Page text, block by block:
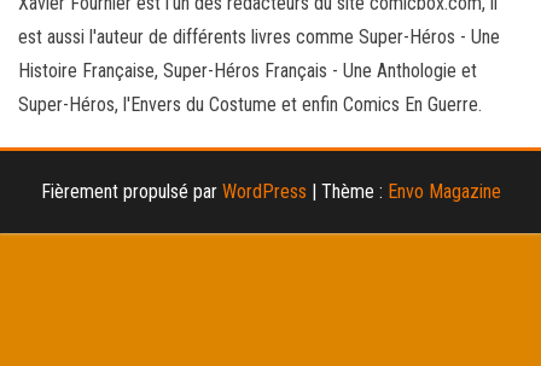
est aussi l'auteur de différents livres comme Super-Héros - Une
Histoire Française, Super-Héros Français - Une Anthologie et
Super-Héros, l'Envers du Costume et enfin Comics En Guerre.
Fièrement propulsé par WordPress | Thème : Envo Magazine